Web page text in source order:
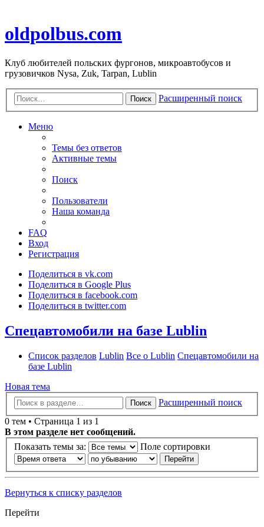
oldpolbus.com
Клуб любителей польских фургонов, микроавтобусов и
грузовичков Nysa, Zuk, Tarpan, Lublin
Поиск Расширенный поиск
Меню
Темы без ответов
Активные темы
Поиск
Пользователи
Наша команда
FAQ
Вход
Регистрация
Поделиться в vk.com
Поделиться в Google Plus
Поделиться в facebook.com
Поделиться в twitter.com
Спецавтомобили на базе Lublin
Список разделов Lublin Все о Lublin Спецавтомобили на
базе Lublin
Новая тема
Поиск
Расширенный поиск
0 тем • Страница 1 из 1
В этом разделе нет сообщений.
Показать темы за:
Поле сортировки
Вернуться к списку разделов
Перейти